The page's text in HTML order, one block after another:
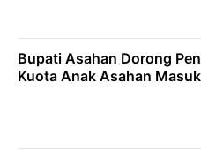
Bupati Asahan Dorong
Kuota Anak Asahan